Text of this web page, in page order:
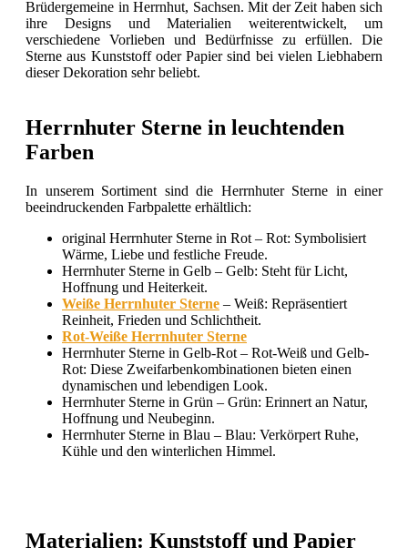
Brüdergemeine in Herrnhut, Sachsen. Mit der Zeit haben sich
ihre Designs und Materialien weiterentwickelt, um
verschiedene Vorlieben und Bedürfnisse zu erfüllen. Die
Sterne aus Kunststoff oder Papier sind bei vielen Liebhabern
dieser Dekoration sehr beliebt.
Herrnhuter Sterne in leuchtenden
Farben
In unserem Sortiment sind die Herrnhuter Sterne in einer
beeindruckenden Farbpalette erhältlich:
original Herrnhuter Sterne in Rot – Rot: Symbolisiert
Wärme, Liebe und festliche Freude.
Herrnhuter Sterne in Gelb – Gelb: Steht für Licht,
Hoffnung und Heiterkeit.
Weiße Herrnhuter Sterne – Weiß: Repräsentiert
Reinheit, Frieden und Schlichtheit.
Rot-Weiße Herrnhuter Sterne
Herrnhuter Sterne in Gelb-Rot – Rot-Weiß und Gelb-
Rot: Diese Zweifarbenkombinationen bieten einen
dynamischen und lebendigen Look.
Herrnhuter Sterne in Grün – Grün: Erinnert an Natur,
Hoffnung und Neubeginn.
Herrnhuter Sterne in Blau – Blau: Verkörpert Ruhe,
Kühle und den winterlichen Himmel.
Materialien: Kunststoff und Papier